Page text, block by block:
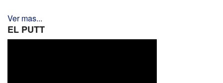
Ver mas...
EL PUTT